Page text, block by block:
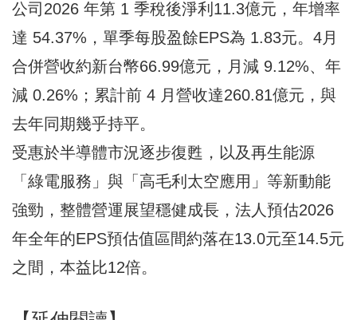
公司2026 年第 1 季稅後淨利11.3億元，年增率
達 54.37%，單季每股盈餘EPS為 1.83元。4月
合併營收約新台幣66.99億元，月減 9.12%、年
減 0.26%；累計前 4 月營收達260.81億元，與
去年同期幾乎持平。
受惠於半導體市況逐步復甦，以及再生能源
「綠電服務」與「高毛利太空應用」等新動能
強勁，整體營運展望穩健成長，法人預估2026
年全年的EPS預估值區間約落在13.0元至14.5元
之間，本益比12倍。